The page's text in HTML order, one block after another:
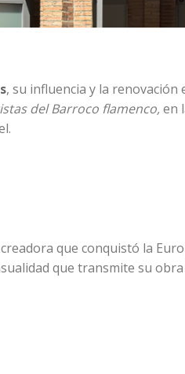
, su influencia y la
del Barroco flamenco,en
que conquistó la
que transmite su